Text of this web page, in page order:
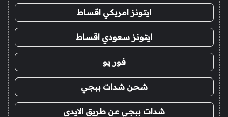
ايتونز امريكي اقساط
ايتونز سعودي اقساط
فور يو
شحن شدات ببجي
شدات ببجي عن طريق الايدي